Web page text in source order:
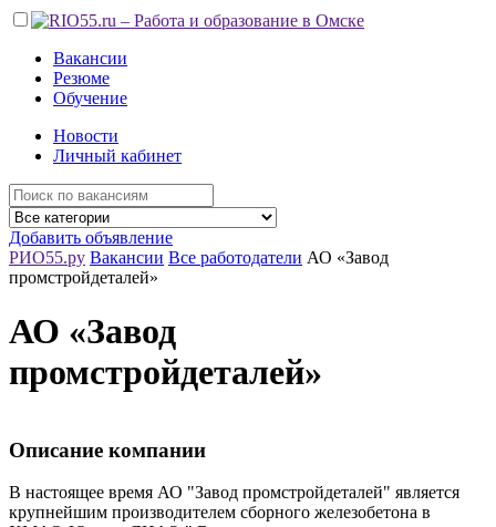
Вакансии
Резюме
Обучение
Новости
Личный кабинет
Добавить объявление
РИО55.ру Вакансии Все работодатели АО «Завод
промстройдеталей»
АО «Завод
промстройдеталей»
Описание компании
В настоящее время АО "Завод промстройдеталей" является
крупнейшим производителем сборного железобетона в